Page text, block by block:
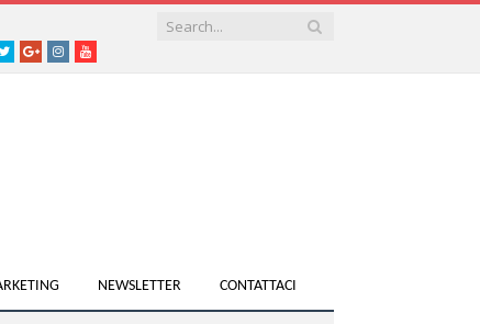
TwitterGoogle+instagramyoutube
NEWSLETTER CONTATTACI